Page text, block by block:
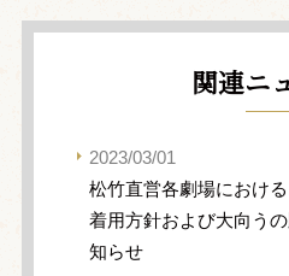
関連ニ
2023/03/01
松竹直営各劇場におけ
着用方針および大向う
知らせ